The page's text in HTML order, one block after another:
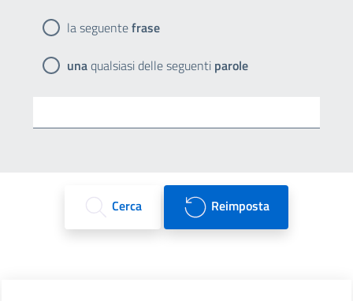
la seguentefrase
unaqualsiasi delle seguenti parole
Cerca Reimposta